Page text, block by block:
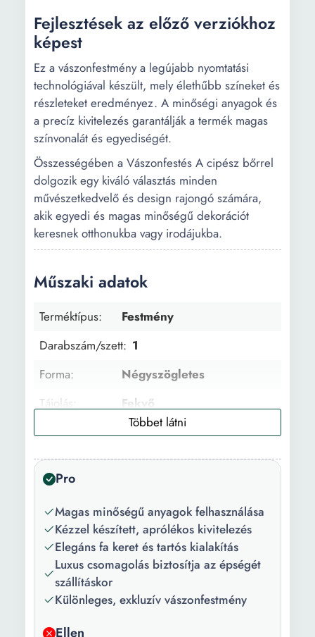
Fejlesztések az előző verziókhoz
képest
Ez a vászonfestmény a legújabb nyomtatási
technológiával készült, mely élethűbb színeket és
részleteket eredményez. A minőségi anyagok és
a precíz kivitelezés garantálják a termék magas
színvonalát és egyediségét.
Összességében a Vászonfestés A cipész bőrrel
dolgozik egy kiváló választás minden
művészetkedvelő és design rajongó számára,
akik egyedi és magas minőségű dekorációt
keresnek otthonukba vagy irodájukba.
Műszaki adatok
Terméktípus:
Festmény
Darabszám/szett: 1
Forma:
Négyszögletes
Tájolás:
Fekvő
Keret típus:
Kerettel
Technika:
Digitális nyomat
Anyag:
Festmény
anyag:
Vászon
Keret anyaga:
Fából készült
Festék típusa:
Tinta
Részletek:
Pro
Magas minőségű anyagok felhasználása
Kézzel készített, aprólékos kivitelezés
Elegáns fa keret és tartós kialakítás
Luxus csomagolás biztosítja az épségét
szállításkor
Különleges, exkluzív vászonfestmény
Ellen